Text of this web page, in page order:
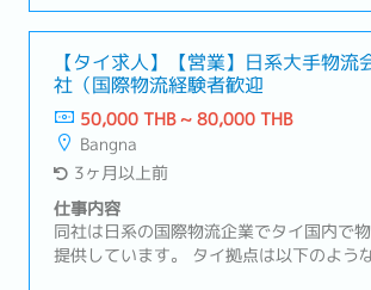
を兼ね備える同社の営業ポジションで働
戦したい方には会社としてもキャリアパ
ます。実際に現地採用で入社した社員が
を任され責任あるポジションに就いていま
容】・新規ビジネスとして新規のサプライ
開拓・産業製造工場を中心に水処理薬品（
試薬、新商品の提案営業（設備コーティン
定フィルムなど多岐に渡ります）・新規開
先の７割が既存取先となりますので、メイ
引先への営業となります）・日本から来
との同行営業（1-2ヶ月に1回程度）・事
【タイ求人】【営業】日系大手物流
社（国際物流経験者歓迎
50,000 THB ~ 80,000 THB
Bangna
3ヶ月以上前
仕事内容
同社は日系の国際物流企業でタイ国内で
提供しています。 タイ拠点は以下のような事業活動を行